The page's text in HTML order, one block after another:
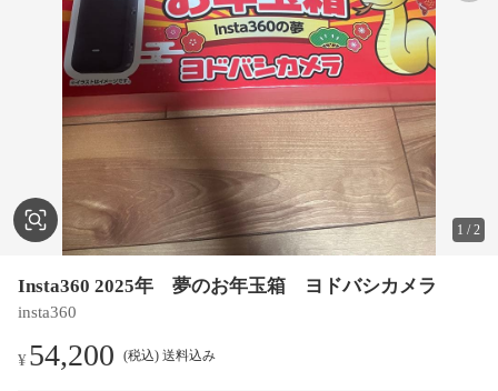
1 /2
Insta360 2025年 夢のお年玉箱 ヨドバシカメラ
insta360
¥54,200 (税込) 送料込み